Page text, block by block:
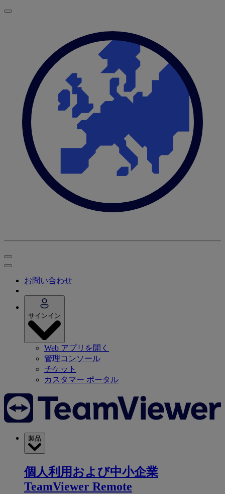
お問い合わせ
サインイン
Web アプリを開く
管理コンソール
チケット
カスタマー ポータル
製品
個人利用および中小企業
TeamViewer Remote